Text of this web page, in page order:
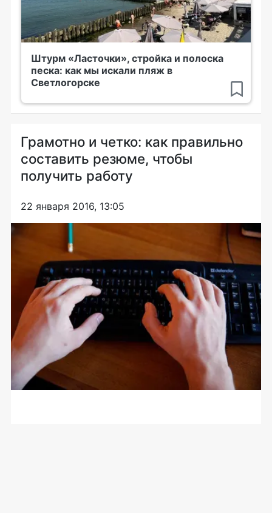
Штурм «Ласточки», стройка и полоска
песка: как мы искали пляж в
Светлогорске
Грамотно и четко: как правильно
составить резюме, чтобы
получить работу
22 января 2016, 13:05